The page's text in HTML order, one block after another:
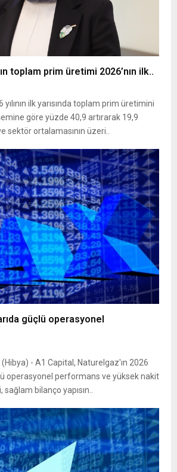
toplam prim üretimi 2026’nın ilk..
ilk yarısında toplam prim üretimini
göre yüzde 40,9 artırarak 19,9
sektör ortalamasının üzeri..
güçlü operasyonel
- A1 Capital, Naturelgaz'ın 2026
operasyonel performans ve yüksek nakit
bilanço yapısın..